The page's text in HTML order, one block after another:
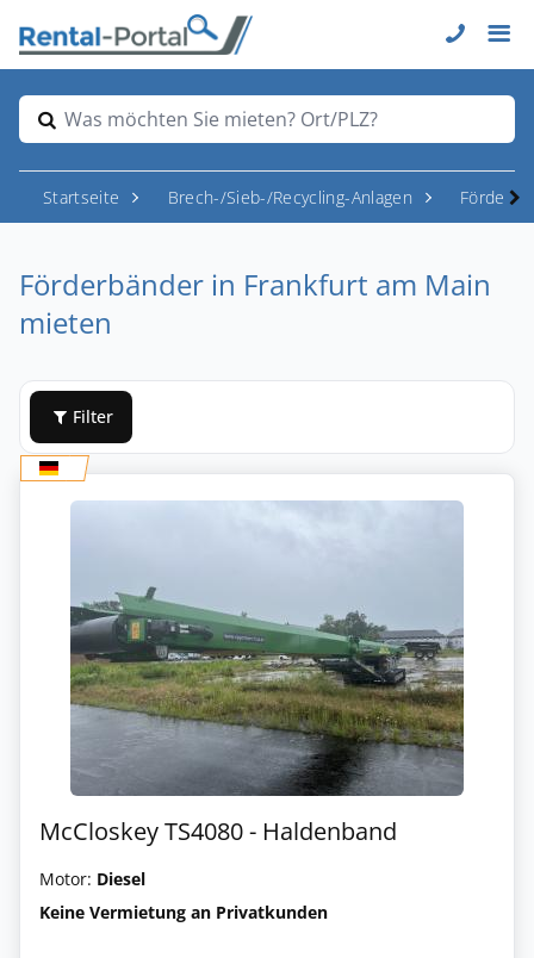
Was möchten Sie mieten? Ort/PLZ?
Startseite Brech-/Sieb-/Recycling-Anlagen
Förderbänder in Frankfurt am Main
mieten
Filter
McCloskey TS4080 - Haldenband
Motor: Diesel
Keine Vermietung an Privatkunden